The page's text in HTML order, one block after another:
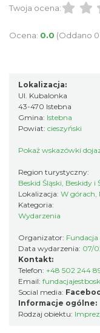
Wystawa
Pamiątki
Wisła
5.69 km
Twoja ocena:
Ocena: 0.0 (Oddano 0
Lokalizacja:
Ul. Kubalonka
43-470 Istebna
Gmina: Istebna
Powiat: cieszyński
Pokaż wskazówki
Region turystyczny:
Beskid Śląski, Beskidy i
Lokalizacja: W górach,
Kategoria:
Wydarzenia
Organizator: Fundacja
Data wydarzenia: 07/
Kontakt:
Telefon: +48 502 244
Email:
Social media:
Informacje ogólne:
Rodzaj obiektu: